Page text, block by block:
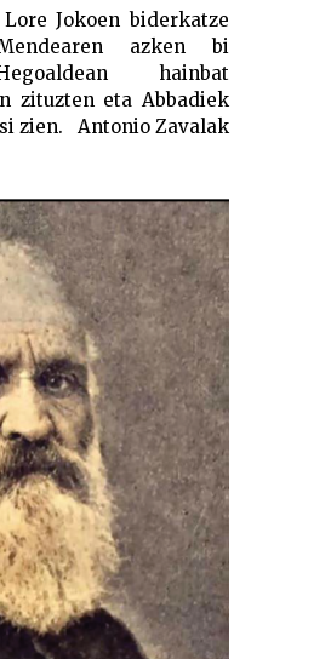
Jokoen biderkatze
azken bi
hainbat
zituzten eta Abbadiek
zien. Antonio Zavalak